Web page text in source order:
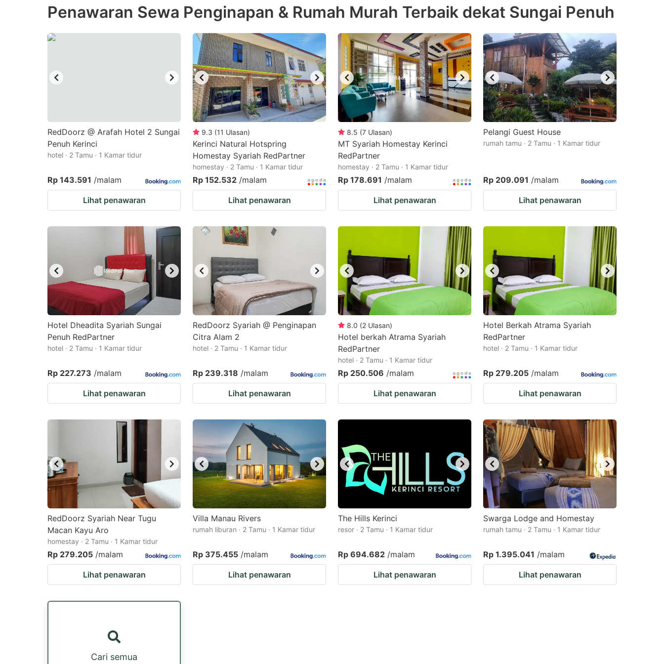
the
shortcuts
for
changing
dates.
the
mark
key
to
get
the
keyboard
shortcuts
for
changing
dates.
Penawaran Sewa Penginapan & Rumah Murah Terbaik dekat Sungai Penuh
RedDoorz @ Arafah Hotel 2 Sungai
Penuh Kerinci
hotel · 2 Tamu · 1 Kamar tidur
Rp 143.591 /malam
Lihat penawaran
9.3 (11 Ulasan)
Kerinci Natural Hotspring
Homestay Syariah RedPartner
homestay · 2 Tamu · 1 Kamar tidur
Rp 152.532 /malam
Lihat penawaran
8.5 (7 Ulasan)
MT Syariah Homestay Kerinci
RedPartner
homestay · 2 Tamu · 1 Kamar tidur
Rp 178.691 /malam
Lihat penawaran
Pelangi Guest House
rumah tamu · 2 Tamu · 1 Kamar tidur
Rp 209.091 /malam
Lihat penawaran
Hotel Dheadita Syariah Sungai
Penuh RedPartner
hotel · 2 Tamu · 1 Kamar tidur
Rp 227.273 /malam
Lihat penawaran
RedDoorz Syariah @ Penginapan
Citra Alam 2
hotel · 2 Tamu · 1 Kamar tidur
Rp 239.318 /malam
Lihat penawaran
8.0 (2 Ulasan)
Hotel berkah Atrama Syariah
RedPartner
hotel · 2 Tamu · 1 Kamar tidur
Rp 250.506 /malam
Lihat penawaran
Hotel Berkah Atrama Syariah
RedPartner
hotel · 2 Tamu · 1 Kamar tidur
Rp 279.205 /malam
Lihat penawaran
RedDoorz Syariah Near Tugu
Macan Kayu Aro
homestay · 2 Tamu · 1 Kamar tidur
Rp 279.205 /malam
Lihat penawaran
Villa Manau Rivers
rumah liburan · 2 Tamu · 1 Kamar tidur
Rp 375.455 /malam
Lihat penawaran
The Hills Kerinci
resor · 2 Tamu · 1 Kamar tidur
Rp 694.682 /malam
Lihat penawaran
Swarga Lodge and Homestay
rumah tamu · 2 Tamu · 1 Kamar tidur
Rp 1.395.041 /malam
Lihat penawaran
Cari semua